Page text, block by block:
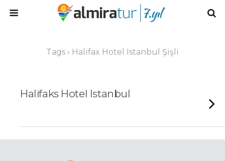
Tags › Halifax Hotel Istanbul Şişli
Halifaks Hotel Istanbul